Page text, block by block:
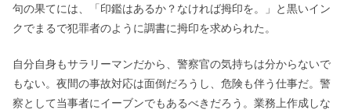
句の果てには、「印鑑はあるか？なければ拇印を。」と黒いイン
クでまるで犯罪者のように調書に拇印を求められた。
自分自身もサラリーマンだから、警察官の気持ちは分からないで
もない。夜間の事故対応は面倒だろうし、危険も伴う仕事だ。警
察として当事者にイーブンでもあるべきだろう。業務上作成しな